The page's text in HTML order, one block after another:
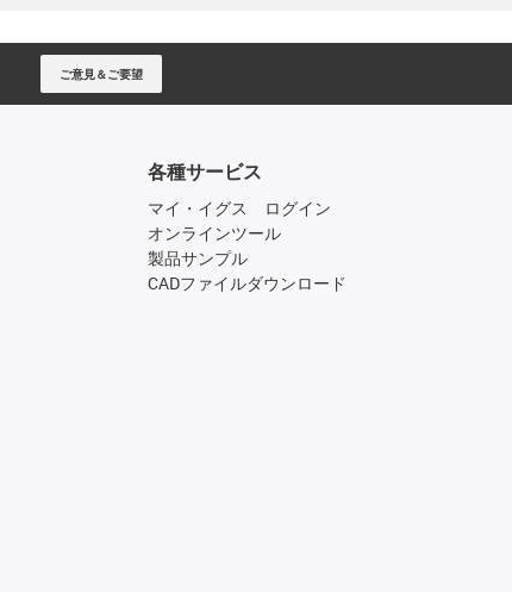
ご意見＆ご要望
各種サービス
マイ・イグス ログイン
オンラインツール
製品サンプル
CADファイルダウンロード